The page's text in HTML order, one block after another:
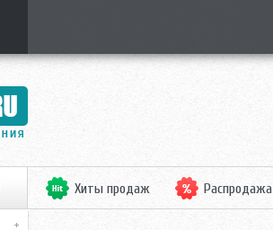
Хиты продаж Распродажа